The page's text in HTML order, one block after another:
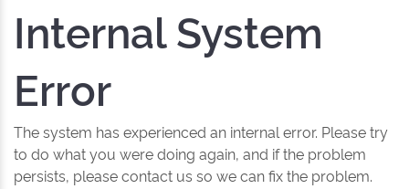
Internal System
Error
The system has experienced an internal error. Please try
to do what you were doing again, and if the problem
persists, please contact us so we can fix the problem.